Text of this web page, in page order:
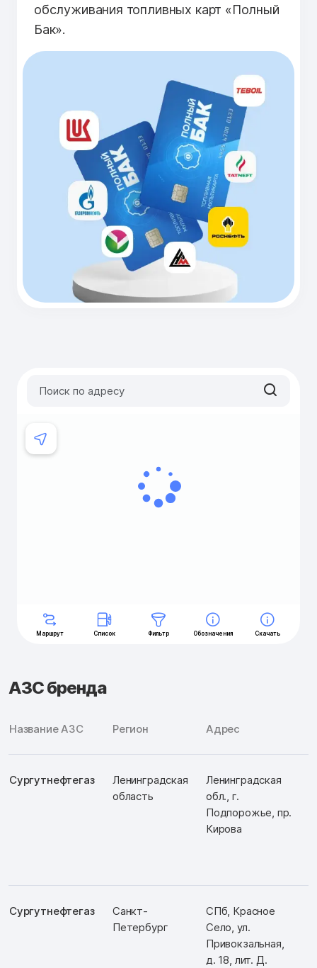
обслуживания топливных карт «Полный
Бак».
АЗС бренда
Название АЗС Регион Адрес
Сургутнефтегаз
Ленинградская
область
Ленинградская
обл., г.
Подпорожье, пр.
Кирова
Сургутнефтегаз
Санкт-
Петербург
СПб, Красное
Село, ул.
Привокзальная,
д. 18, лит. Д.